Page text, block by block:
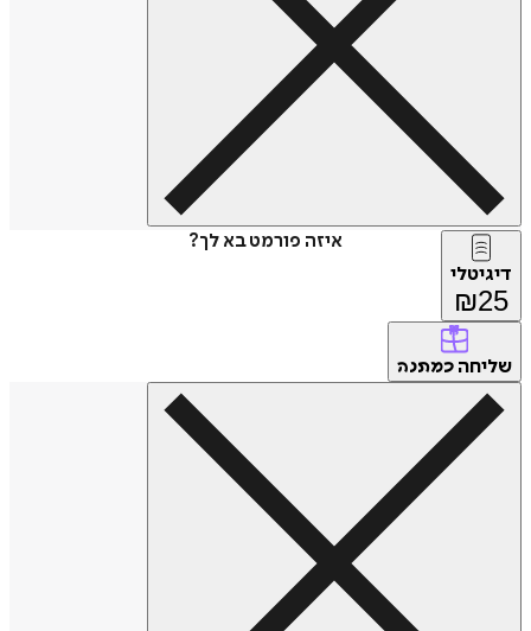
איזה פורמט בא לך?
דיגיטלי
₪25
שליחה כמתנה